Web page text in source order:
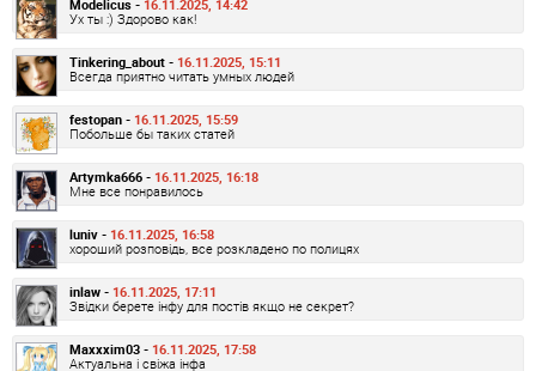
Modelicus - 16.11.2025, 14:42
Ух ты :) Здорово как!
Tinkering_about - 16.11.2025, 15:11
Всегда приятно читать умных людей
festopan - 16.11.2025, 15:59
Побольше бы таких статей
Artymka666 - 16.11.2025, 16:18
Мне все понравилось
luniv - 16.11.2025, 16:58
хороший розповідь, все розкладено по полицях
inlaw - 16.11.2025, 17:11
Звідки берете інфу для постів якщо не секрет?
Maxxxim03 - 16.11.2025, 17:58
Актуальна і свіжа інфа